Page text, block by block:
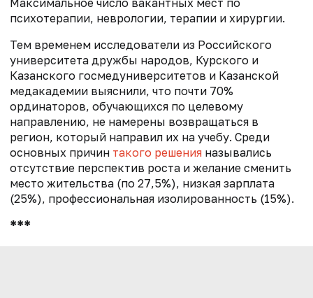
психотерапии, неврологии, терапии и хирургии.
Тем временем исследователи из Российского
университета дружбы народов, Курского и
Казанского госмедуниверситетов и Казанской
медакадемии выяснили, что почти 70%
ординаторов, обучающихся по целевому
направлению, не намерены возвращаться в
регион, который направил их на учебу. Среди
основных причин такого решения назывались
отсутствие перспектив роста и желание сменить
место жительства (по 27,5%), низкая зарплата
(25%), профессиональная изолированность (15%).
***